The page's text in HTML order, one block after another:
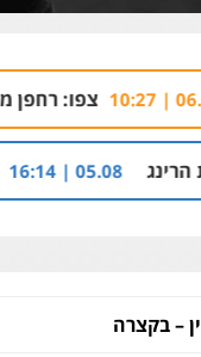
צפו: רחפן משטרתי
05.08 | שלושה
– בקצרה